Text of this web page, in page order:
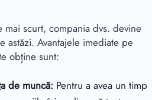
scurt, compania dvs. devine
astăzi. Avantajele imediate pe
obține sunt:
de muncă: Pentru a avea un timp